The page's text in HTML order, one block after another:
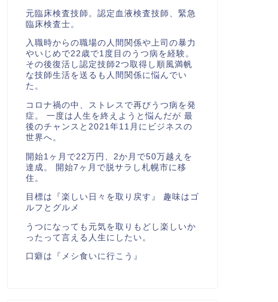
元臨床検査技師。認定血液検査技師、緊急
臨床検査士。
入職時からの職場の人間関係や上司の暴力
やいじめで22歳で1度目のうつ病を経験。
その後復活し認定技師2つ取得し順風満帆
な技師生活を送るも人間関係に悩んでい
た。
コロナ禍の中、ストレスで再びうつ病を発
症。 一度は人生を終えようと悩んだが 最
後のチャンスと2021年11月にビジネスの
世界へ。
開始1ヶ月で22万円、2か月で50万越えを
達成。 開始7ヶ月で脱サラし札幌市に移
住。
目標は『楽しい日々を取り戻す』 趣味はゴ
ルフとグルメ
うつになっても元気を取りもどし楽しいか
ったって言える人生にしたい。
口癖は『メシ食いに行こう』